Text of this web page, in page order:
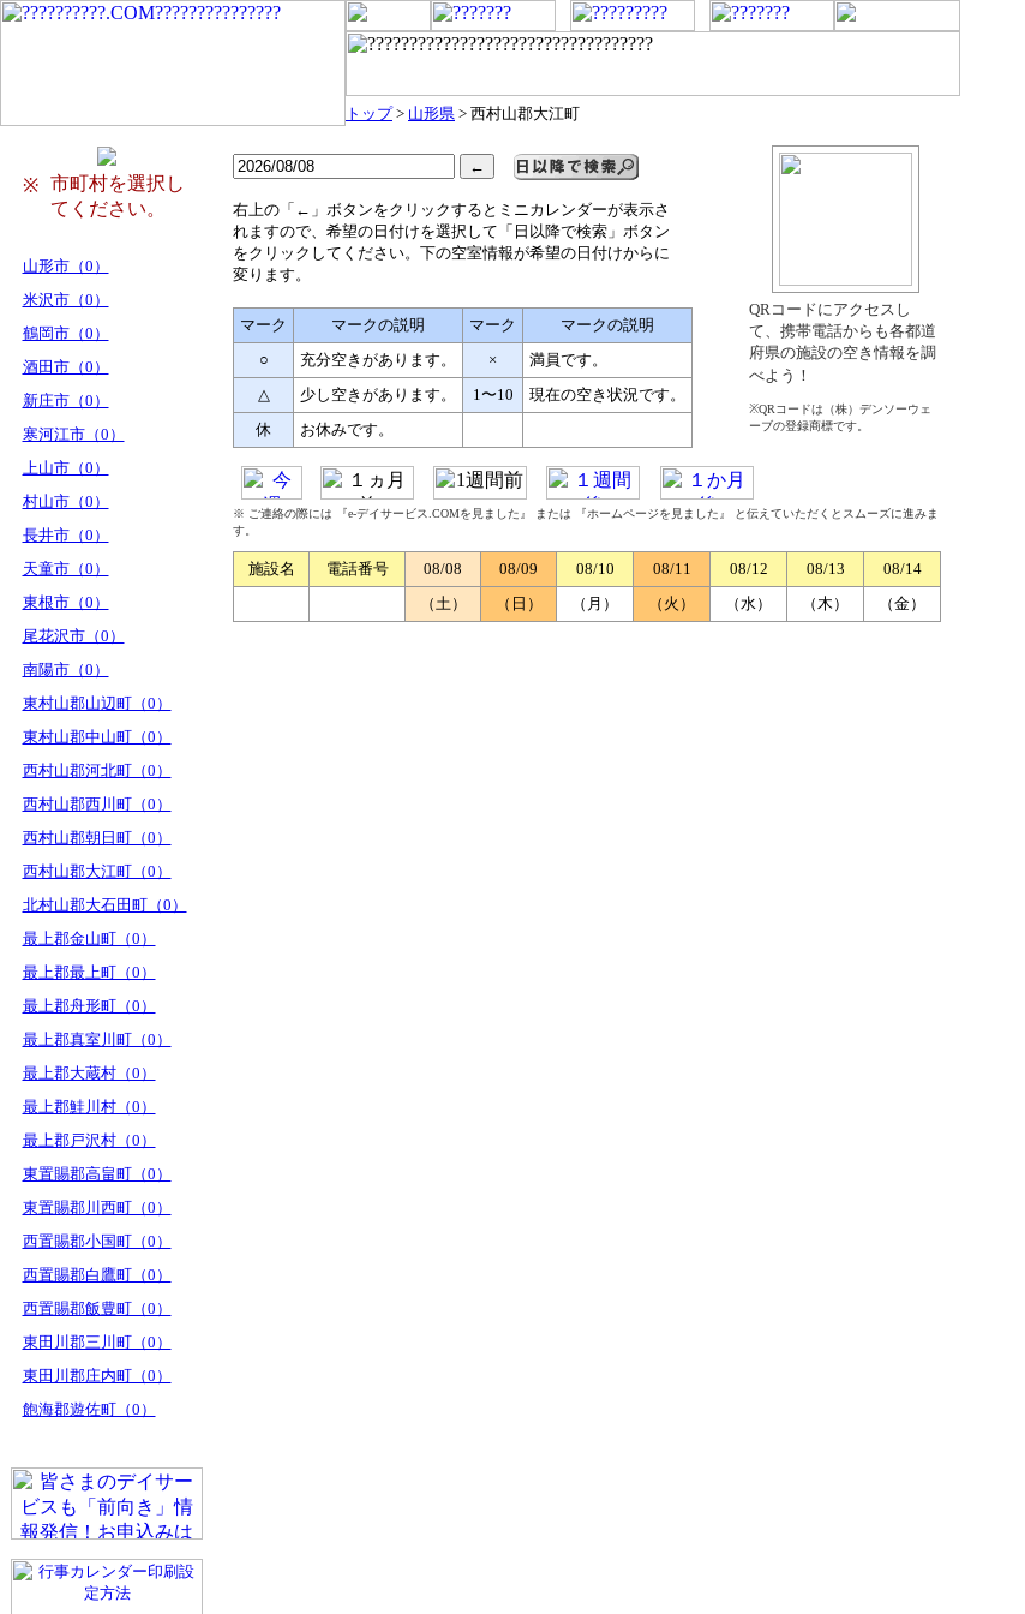
トップ> 山形県 > 西村山郡大江町
※
市町村を選択し
てください。
山形市（0）
米沢市（0）
鶴岡市（0）
酒田市（0）
新庄市（0）
寒河江市（0）
上山市（0）
村山市（0）
長井市（0）
天童市（0）
東根市（0）
尾花沢市（0）
南陽市（0）
東村山郡山辺町（0）
東村山郡中山町（0）
西村山郡河北町（0）
西村山郡西川町（0）
西村山郡朝日町（0）
西村山郡大江町（0）
北村山郡大石田町（0）
最上郡金山町（0）
最上郡最上町（0）
最上郡舟形町（0）
最上郡真室川町（0）
最上郡大蔵村（0）
最上郡鮭川村（0）
最上郡戸沢村（0）
東置賜郡高畠町（0）
東置賜郡川西町（0）
西置賜郡小国町（0）
西置賜郡白鷹町（0）
西置賜郡飯豊町（0）
東田川郡三川町（0）
東田川郡庄内町（0）
飽海郡遊佐町（0）
右上の「←」ボタンをクリックするとミニカレンダーが表示さ
れますので、希望の日付けを選択して「日以降で検索」ボタン
をクリックしてください。下の空室情報が希望の日付けからに
変ります。
マーク マークの説明 マーク
マークの説明
○
充分空きがあります。 ×
満員です。
△
少し空きがあります。 1〜10
現在の空き状況です。
休
お休みです。
QRコードにアクセスし
て、携帯電話からも各都道
府県の施設の空き情報を調
べよう！
※QRコードは（株）デンソーウェ
ーブの登録商標です。
※ ご連絡の際には 『e-デイサービス.COMを見ました』 または 『ホームページを見ました』 と伝えていただくとスムーズに進みま
す。
施設名 電話番号 08/08 08/09 08/10 08/11 08/12 08/13
08/14
（土）
（日） （月） （火） （水） （木） （金）